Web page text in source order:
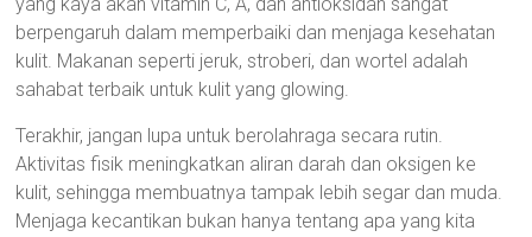
berpengaruh dalam memperbaiki dan menjaga kesehatan
kulit. Makanan seperti jeruk, stroberi, dan wortel adalah
sahabat terbaik untuk kulit yang glowing.
Terakhir, jangan lupa untuk berolahraga secara rutin.
Aktivitas fisik meningkatkan aliran darah dan oksigen ke
kulit, sehingga membuatnya tampak lebih segar dan muda.
Menjaga kecantikan bukan hanya tentang apa yang kita